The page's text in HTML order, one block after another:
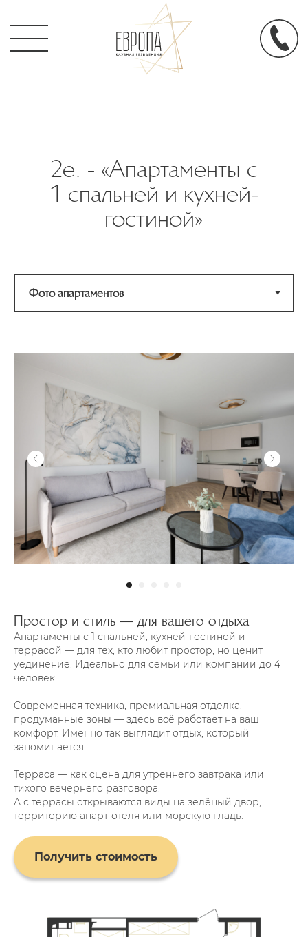
гостиной»
Простор и стиль — для вашего отдыха
Апартаменты с 1 спальней, кухней-гостиной и
террасой — для тех, кто любит простор, но ценит
уединение. Идеально для семьи или компании до 4
человек.
Современная техника, премиальная отделка,
продуманные зоны — здесь всё работает на ваш
комфорт. Именно так выглядит отдых, который
запоминается.
Терраса — как сцена для утреннего завтрака или
тихого вечернего разговора.
А с террасы открываются виды на зелёный двор,
территорию апарт-отеля или морскую гладь.
Получить стоимость